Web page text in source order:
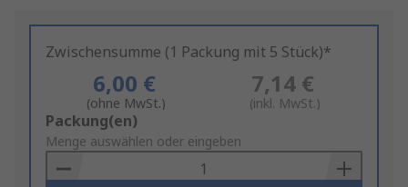
Zwischensumme (1 Packung mit 5 Stück)*
6,00 €
(ohne MwSt.)
7,14 €
(inkl. MwSt.)
Add
to
Basket
Packung(en)
Menge auswählen oder eingeben